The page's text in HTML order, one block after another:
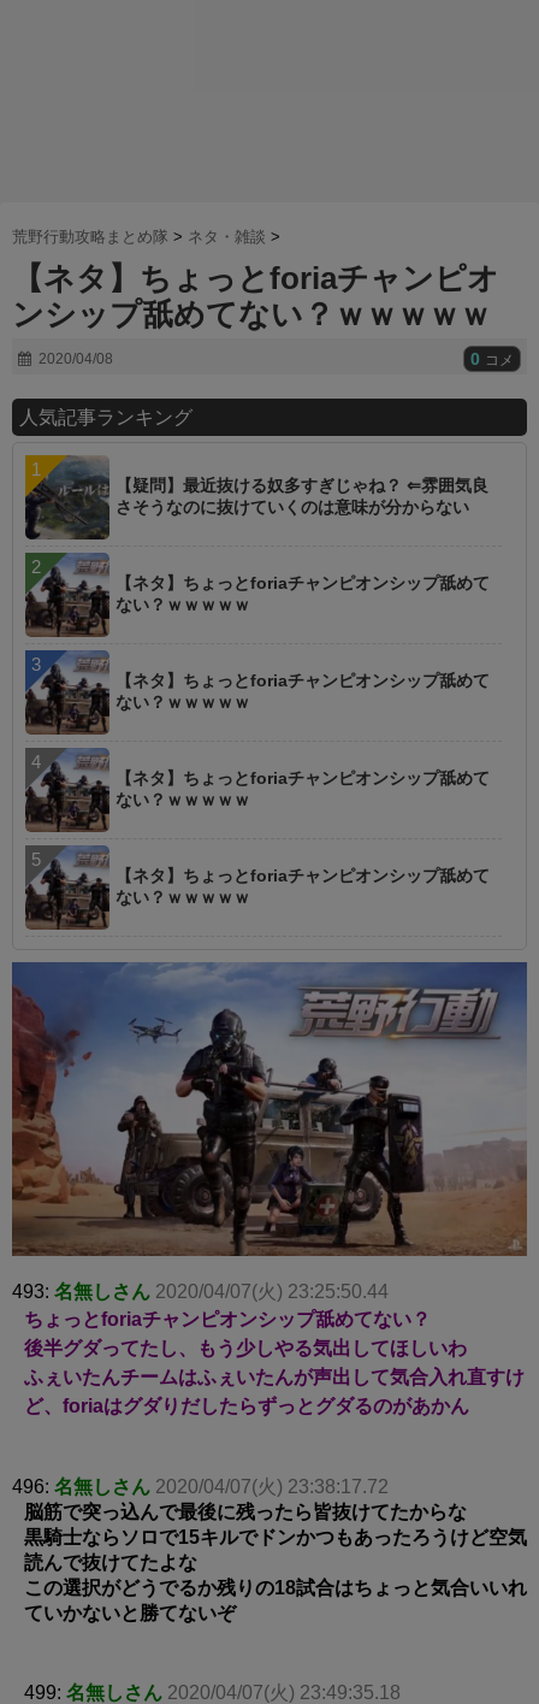
荒野行動攻略まとめ隊 > ネタ・雑談 >
【ネタ】ちょっとforiaチャンピオ
ンシップ舐めてない？ｗｗｗｗｗ
2020/04/08 0 コメ
人気記事ランキング
【疑問】最近抜ける奴多すぎじゃね？ ⇐雰囲気良
さそうなのに抜けていくのは意味が分からない
【ネタ】ちょっとforiaチャンピオンシップ舐めて
ない？ｗｗｗｗｗ
【ネタ】ちょっとforiaチャンピオンシップ舐めて
ない？ｗｗｗｗｗ
【ネタ】ちょっとforiaチャンピオンシップ舐めて
ない？ｗｗｗｗｗ
【ネタ】ちょっとforiaチャンピオンシップ舐めて
ない？ｗｗｗｗｗ
493: 名無しさん 2020/04/07(火) 23:25:50.44
ちょっとforiaチャンピオンシップ舐めてない？
後半グダってたし、もう少しやる気出してほしいわ
ふぇいたんチームはふぇいたんが声出して気合入れ直すけ
ど、foriaはグダりだしたらずっとグダるのがあかん
496: 名無しさん 2020/04/07(火) 23:38:17.72
脳筋で突っ込んで最後に残ったら皆抜けてたからな
黒騎士ならソロで15キルでドンかつもあったろうけど空気
読んで抜けてたよな
この選択がどうでるか残りの18試合はちょっと気合いいれ
ていかないと勝てないぞ
499: 名無しさん 2020/04/07(火) 23:49:35.18